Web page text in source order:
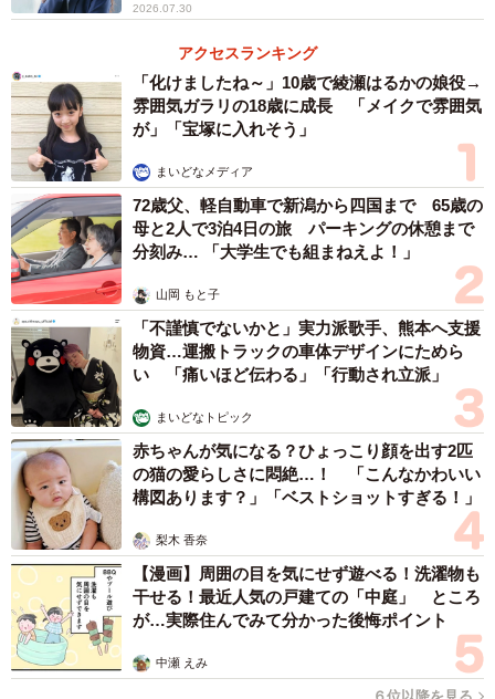
重要なポイントです」と述べています。
◇ ◇
なお、不妊治療を行っていた女性たちは、妊活を始めてか
ら病院を受診するタイミングについてどのように考えてい
たのでしょうか。アンケートではそのあたりもリアルな声
を集めています。
4/5
（提供画像）
「妊活を始めてからどのタイミングの病院利用をお勧めし
ますか？」という質問には、「妊娠希望の方は一度診ても
2026.07.30
アクセスランキング
「化けましたね～」10歳で綾瀬はるかの娘役→
雰囲気ガラリの18歳に成長 「メイクで雰囲気
が」「宝塚に入れそう」
まいどなメディア
72歳父、軽自動車で新潟から四国まで 65歳の
母と2人で3泊4日の旅 パーキングの休憩まで
分刻み… 「大学生でも組まねえよ！」
山岡 もと子
「不謹慎でないかと」実力派歌手、熊本へ支援
物資…運搬トラックの車体デザインにためら
い 「痛いほど伝わる」「行動され立派」
まいどなトピック
赤ちゃんが気になる？ひょっこり顔を出す2匹
の猫の愛らしさに悶絶…！ 「こんなかわいい
構図あります？」「ベストショットすぎる！」
梨木 香奈
【漫画】周囲の目を気にせず遊べる！洗濯物も
干せる！最近人気の戸建ての「中庭」 ところ
が…実際住んでみて分かった後悔ポイント
中瀬 えみ